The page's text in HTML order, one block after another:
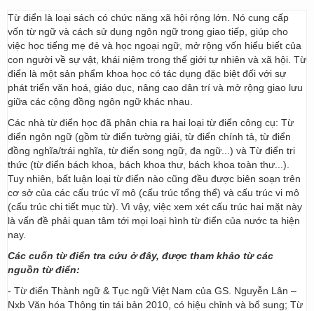
Từ điển là loại sách có chức năng xã hội rộng lớn. Nó cung cấp
vốn từ ngữ và cách sử dụng ngôn ngữ trong giao tiếp, giúp cho
việc học tiếng mẹ đẻ và học ngoại ngữ, mở rộng vốn hiểu biết của
con người về sự vật, khái niệm trong thế giới tự nhiên và xã hội. Từ
điển là một sản phẩm khoa học có tác dụng đặc biệt đối với sự
phát triển văn hoá, giáo dục, nâng cao dân trí và mở rộng giao lưu
giữa các cộng đồng ngôn ngữ khác nhau.
Các nhà từ điển học đã phân chia ra hai loại từ điển công cụ: Từ
điển ngôn ngữ (gồm từ điển tường giải, từ điển chính tả, từ điển
đồng nghĩa/trái nghĩa, từ điển song ngữ, đa ngữ...) và Từ điển tri
thức (từ điển bách khoa, bách khoa thư, bách khoa toàn thư...).
Tuy nhiên, bất luận loại từ điển nào cũng đều được biên soạn trên
cơ sở của các cấu trúc vĩ mô (cấu trúc tổng thể) và cấu trúc vi mô
(cấu trúc chi tiết mục từ). Vì vậy, việc xem xét cấu trúc hai mặt này
là vấn đề phải quan tâm tới mọi loại hình từ điển của nước ta hiện
nay.
Các cuốn từ điển tra cứu ở đây, được tham khảo từ các
nguồn từ điển:
- Từ điển Thành ngữ & Tục ngữ Việt Nam của GS. Nguyễn Lân –
Nxb Văn hóa Thông tin tái bản 2010, có hiệu chỉnh và bổ sung; Từ